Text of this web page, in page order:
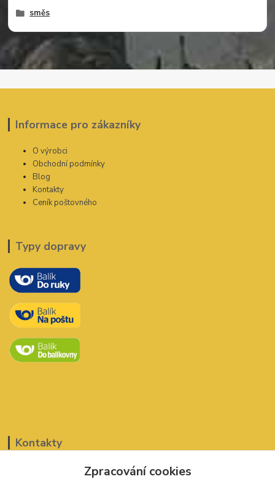
směs
Informace pro zákazníky
O výrobci
Obchodní podmínky
Blog
Kontakty
Ceník poštovného
Typy dopravy
Kontakty
Zpracování cookies